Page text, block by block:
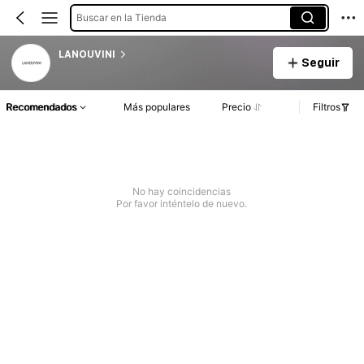
Buscar en la Tienda
LANOUVINI
Seguir
Recomendados Más populares Precio Filtros
No hay coincidencias
Por favor inténtelo de nuevo.